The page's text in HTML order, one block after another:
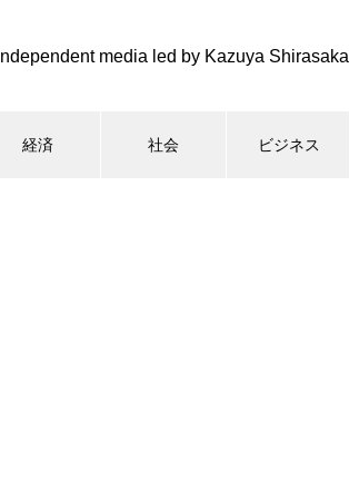
Independent media led by Kazuya Shirasaka
経済 社会 ビジネス